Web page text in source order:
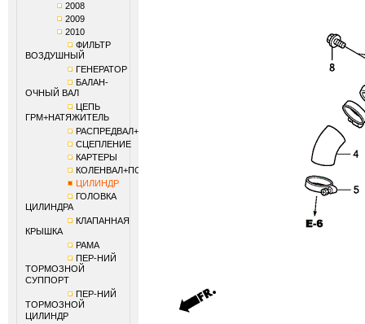
2008
2009
2010
ФИЛЬТР
ВОЗДУШНЫЙ
ГЕНЕРАТОР
БАЛАН-
ОЧНЫЙ ВАЛ
ЦЕПЬ
ГРМ+НАТЯЖИТЕЛЬ
РАСПРЕДВАЛ+КЛАПАНЫ
СЦЕПЛЕНИЕ
КАРТЕРЫ
КОЛЕНВАЛ+ПОРШЕНЬ
ЦИЛИНДР
ГОЛОВКА
ЦИЛИНДРА
КЛАПАННАЯ
КРЫШКА
РАМА
ПЕР-НИЙ
ТОРМОЗНОЙ
СУППОРТ
ПЕР-НИЙ
ТОРМОЗНОЙ
ЦИЛИНДР